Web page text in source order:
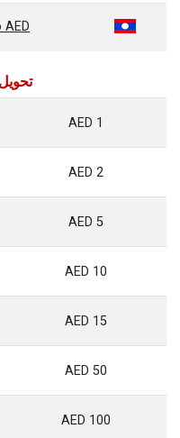
AED
تحويل AED / BHD
1 AED
2 AED
5 AED
10 AED
15 AED
50 AED
100 AED